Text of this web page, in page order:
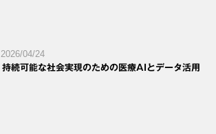
2026/04/24
持続可能な社会実現のための医療AIとデータ活用